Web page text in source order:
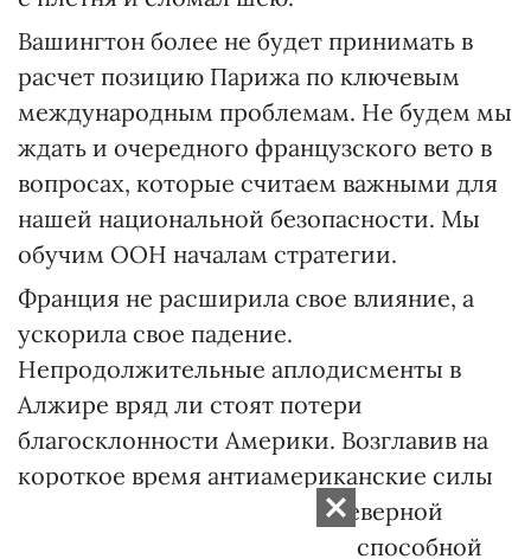
Вашингтон более не будет принимать в
расчет позицию Парижа по ключевым
международным проблемам. Не будем мы
ждать и очередного французского вето в
вопросах, которые считаем важными для
нашей национальной безопасности. Мы
обучим ООН началам стратегии.
Франция не расширила свое влияние, а
ускорила свое падение.
Непродолжительные аплодисменты в
Алжире вряд ли стоят потери
благосклонности Америки. Возглавив на
короткое время антиамериканские силы
во всем мире, от Ливии до Северной
Кореи, Франция оказалась неспособной